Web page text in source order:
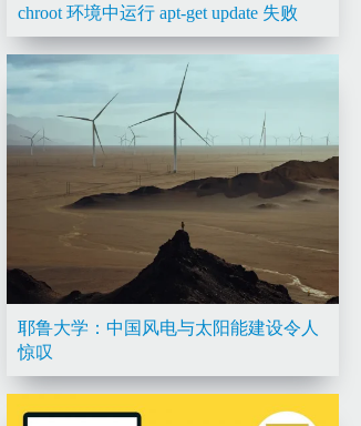
chroot 环境中运行 apt-get update 失败
耶鲁大学：中国风电与太阳能建设令人
惊叹